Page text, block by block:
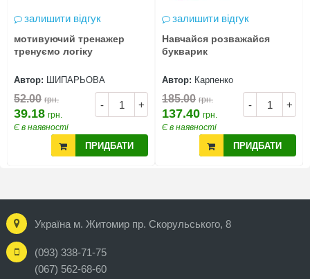
залишити відгук
мотивуючий тренажер
тренуємо логіку
Автор: ШИПАРЬОВА
- +
52.00 грн.
39.18 грн.
Є в наявності
ПРИДБАТИ
залишити відгук
Навчайся розважайся
букварик
Автор: Карпенко
- +
185.00 грн.
137.40 грн.
Є в наявності
ПРИДБАТИ
Україна м. Житомир пр. Скорульського, 8
(093) 338-71-75
(067) 562-68-60